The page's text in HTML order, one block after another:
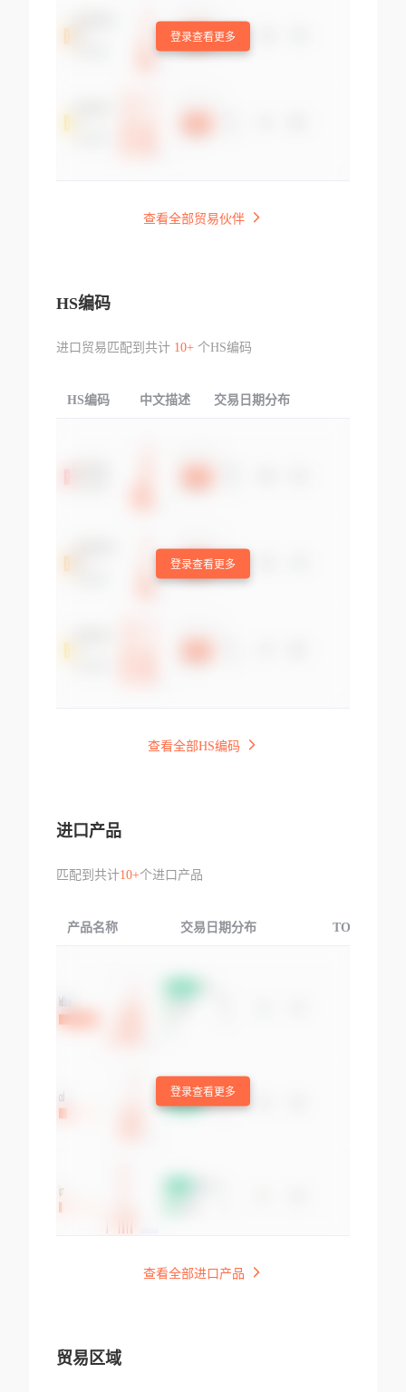
登录查看更多
查看全部贸易伙伴
HS编码
进口贸易匹配到共计 10+个HS编码
HS编码 中文描述 交易日期分布
登录查看更多
查看全部HS编码
进口产品
匹配到共计10+个进口产品
产品名称 交易日期分布 TOP3交易国
登录查看更多
查看全部进口产品
贸易区域